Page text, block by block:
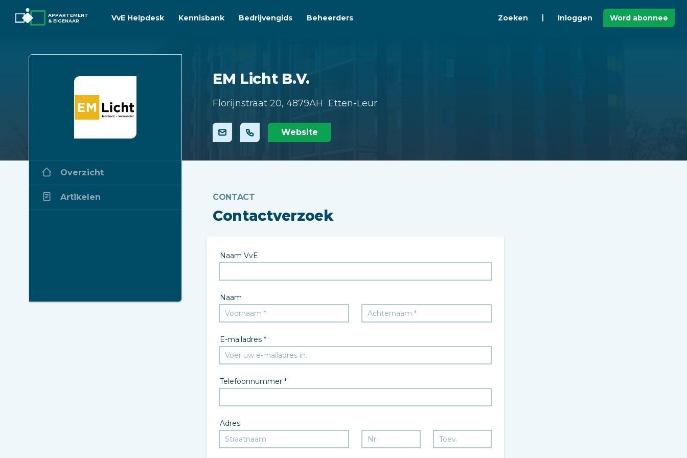
APPARTEMENT
& EIGENAAR
VvE Helpdesk Kennisbank Bedrijvengids Beheerders Zoeken Inloggen Word abonnee
EM Licht B.V.
Florijnstraat 20, 4879AH Etten-Leur
Website
Overzicht
Artikelen CONTACT
Contactverzoek
Naam VvE
Naam
E-mailadres *
Telefoonnummer *
Adres